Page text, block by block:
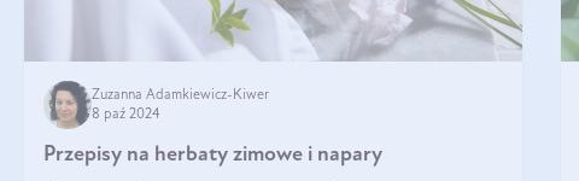
Zuzanna Adamkiewicz-Kiwer
8 paź 2024
Przepisy na herbaty zimowe i napary